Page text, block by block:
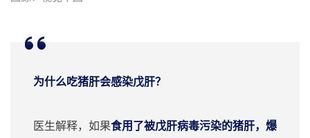
为什么吃猪肝会感染戊肝？
医生解释，如果食用了被戊肝病毒污染的猪肝，爆